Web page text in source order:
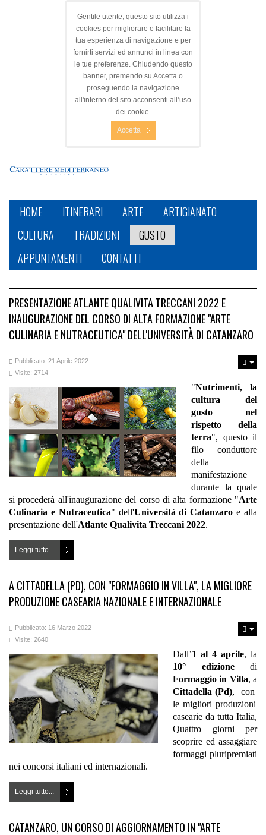
Gentile utente, questo sito utilizza i
cookies per migliorare e facilitare la
tua esperienza di navigazione e per
fornirti servizi ed annunci in linea con
le tue preferenze. Chiudendo questo
banner, premendo su Accetta o
proseguendo la navigazione
all'interno del sito acconsenti all’uso
dei cookie.
Accetta
HOME ITINERARI ARTE
ARTIGIANATO
CULTURA
TRADIZIONI
GUSTO
APPUNTAMENTI
CONTATTI
PRESENTAZIONE ATLANTE QUALIVITA TRECCANI 2022 E
INAUGURAZIONE DEL CORSO DI ALTA FORMAZIONE "ARTE
CULINARIA E NUTRACEUTICA" DELL'UNIVERSITÀ DI CATANZARO
Pubblicato: 21 Aprile 2022
Visite: 2714
"Nutrimenti, la
cultura del
gusto nel
rispetto della
terra", questo il
filo conduttore
della
manifestazione
durante la quale
si procederà all'inaugurazione del corso di alta formazione "Arte
Culinaria e Nutraceutica" dell'Università di Catanzaro e alla
presentazione dell'Atlante Qualivita Treccani 2022.
Leggi tutto...
A CITTADELLA (PD), CON "FORMAGGIO IN VILLA", LA MIGLIORE
PRODUZIONE CASEARIA NAZIONALE E INTERNAZIONALE
Pubblicato: 16 Marzo 2022
Visite: 2640
Dall’1 al 4 aprile, la
10° edizionedi
Formaggio in Villa, a
Cittadella (Pd), con
le migliori produzioni
casearie da tutta Italia,
Quattro giorni per
scoprire ed assaggiare
formaggi pluripremiati
nei concorsi italiani ed internazionali.
Leggi tutto...
CATANZARO, UN CORSO DI AGGIORNAMENTO IN "ARTE